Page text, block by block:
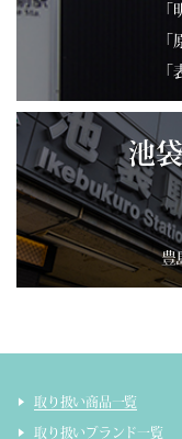
池
豊
取り扱い商品一覧
取り扱いブランド一覧